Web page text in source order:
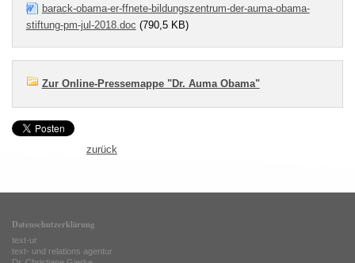
barack-obama-er-ffnete-bildungszentrum-der-auma-obama-
stiftung-pm-jul-2018.doc (790,5 KB)
Zur Online-Pressemappe "Dr. Auma Obama"
zurück
Datenschutzerklärung
text-ur
text- und relations agentur